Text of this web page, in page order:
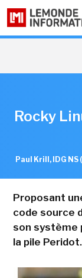
Rocky
Paul Krill, IDG NS
Proposant
code source
son système
la pile Peridot.